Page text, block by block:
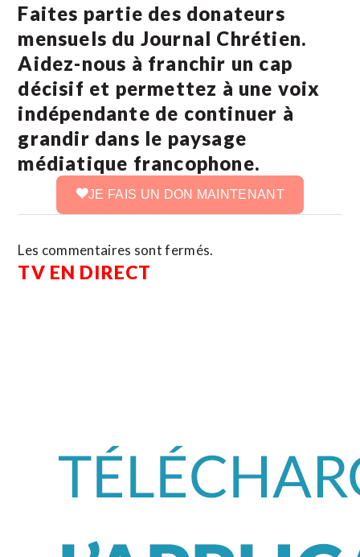
Faites partie des donateurs
mensuels du Journal Chrétien.
Aidez-nous à franchir un cap
décisif et permettez à une voix
indépendante de continuer à
grandir dans le paysage
médiatique francophone.
JE FAIS UN DON MAINTENANT
Les commentaires sont fermés.
TV EN DIRECT